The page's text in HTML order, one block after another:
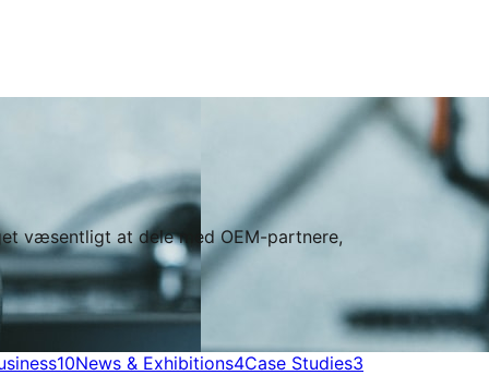
væsentligt at dele med OEM-partnere,
10News & Exhibitions4Case Studies3